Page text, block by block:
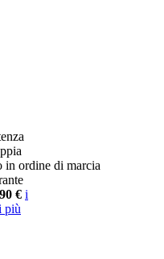
in ordine di marcia
€ i
più